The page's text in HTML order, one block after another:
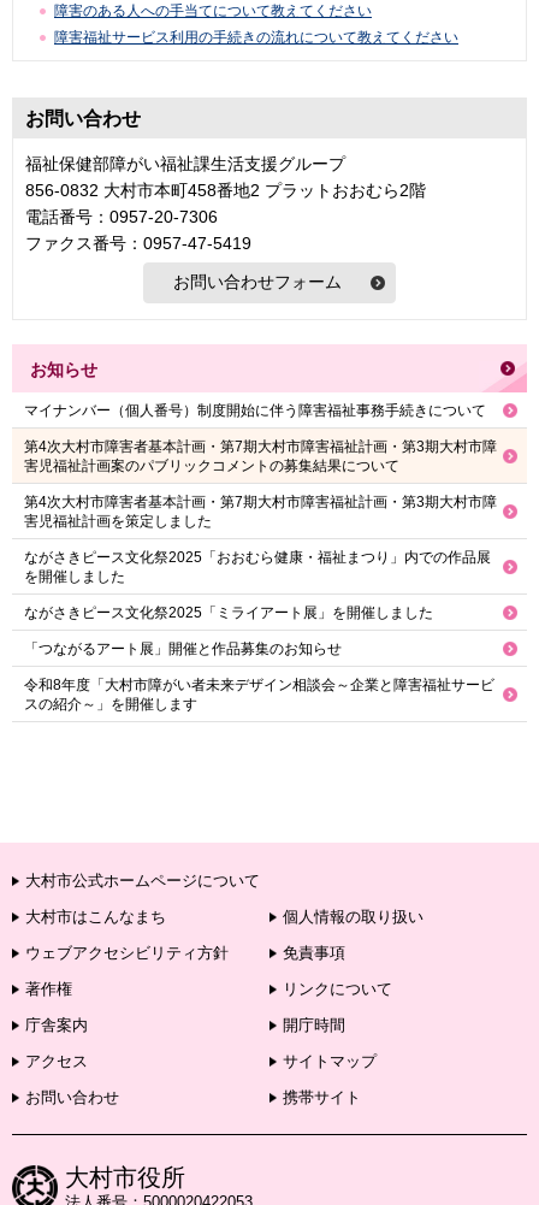
障害のある人への手当てについて教えてください
障害福祉サービス利用の手続きの流れについて教えてください
お問い合わせ
福祉保健部障がい福祉課生活支援グループ
856-0832 大村市本町458番地2 プラットおおむら2階
電話番号：0957-20-7306
ファクス番号：0957-47-5419
お知らせ
マイナンバー（個人番号）制度開始に伴う障害福祉事務手続きについて
第4次大村市障害者基本計画・第7期大村市障害福祉計画・第3期大村市障
害児福祉計画案のパブリックコメントの募集結果について
第4次大村市障害者基本計画・第7期大村市障害福祉計画・第3期大村市障
害児福祉計画を策定しました
ながさきピース文化祭2025「おおむら健康・福祉まつり」内での作品展
を開催しました
ながさきピース文化祭2025「ミライアート展」を開催しました
「つながるアート展」開催と作品募集のお知らせ
令和8年度「大村市障がい者未来デザイン相談会～企業と障害福祉サービ
スの紹介～」を開催します
大村市公式ホームページについて
大村市はこんなまち
個人情報の取り扱い
ウェブアクセシビリティ方針
免責事項
著作権
リンクについて
庁舎案内
開庁時間
アクセス
サイトマップ
お問い合わせ
携帯サイト
大村市役所